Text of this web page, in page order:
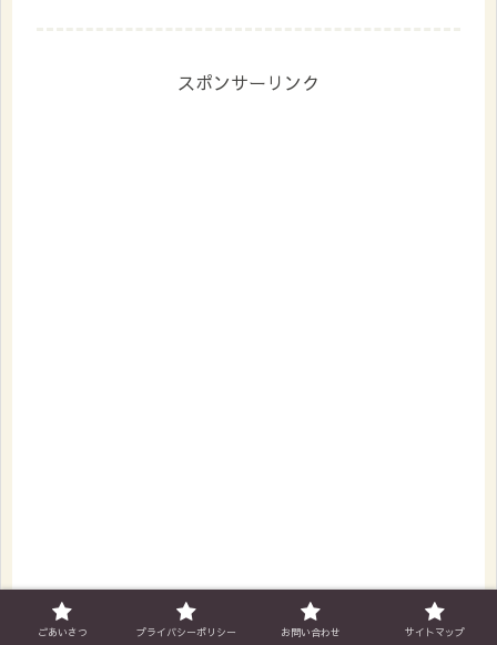
な...
スポンサーリンク
ごあいさつ プライバシーポリシー お問い合わせ サイトマップ